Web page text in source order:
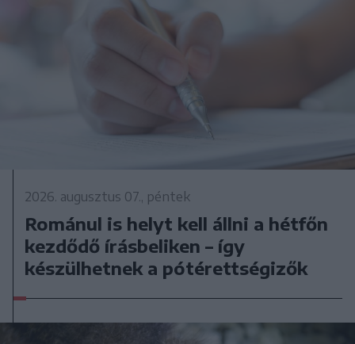
2026. augusztus 07., péntek
Románul is helyt kell állni a hétfőn
kezdődő írásbeliken – így
készülhetnek a pótérettségizők